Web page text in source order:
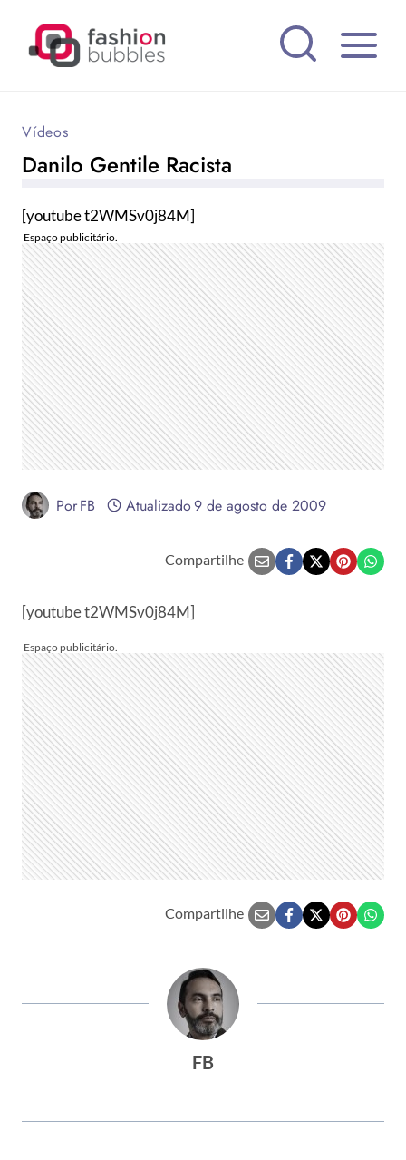
Vídeos
Danilo Gentile Racista
[youtube t2WMSv0j84M]
PorFB Atualizado9 de agosto de 2009
Compartilhe
[youtube t2WMSv0j84M]
Compartilhe
FB